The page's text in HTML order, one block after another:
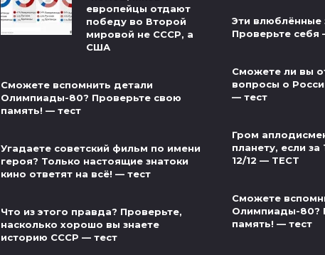
европейцы отдают
победу во Второй
мировой не СССР, а
США
Сможете вспомнить детали
Олимпиады-80? Проверьте свою
память! — тест
Угадаете советский фильм по имени
героя? Только настоящие знатоки
кино ответят на всё! — тест
Что из этого правда? Проверьте,
насколько хорошо вы знаете
историю СССР — тест
Эти влюблённые
Проверьте себя
Сможете ли вы
вопросы о
— тест
Гром
планету, если за
12/12 — ТЕСТ
Сможете
Олимпиады-80?
память! — тест